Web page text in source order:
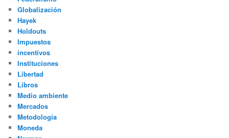
Globalización
Hayek
Holdouts
Impuestos
incentivos
Instituciones
Libertad
Libros
Medio ambiente
Mercados
Metodología
Moneda